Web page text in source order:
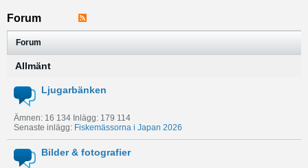
Forum
Forum
Allmänt
Ljugarbänken
Ämnen: 16 134 Inlägg: 179 114
Senaste inlägg: Fiskemässorna i Japan 2026
Bilder & fotografier